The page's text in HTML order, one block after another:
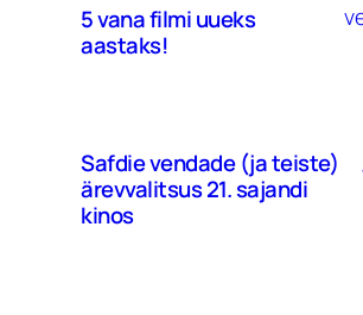
5 vana filmi uueks
aastaks!
Safdie vendade (ja teiste)
ärevvalitsus 21. sajandi
kinos